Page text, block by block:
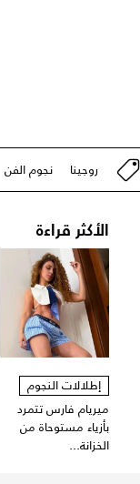
روجينا نجوم الفن
الأكثر قراءة
إطلالات النجوم
ميريام فارس تتمرد
بأزياء مستوحاة من
الخزانة...